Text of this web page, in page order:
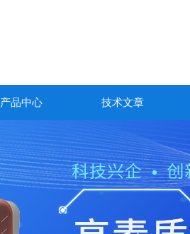
产品中心 技术文章